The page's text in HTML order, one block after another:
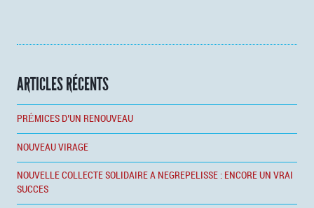
ARTICLES RÉCENTS
PRÉMICES D’UN RENOUVEAU
NOUVEAU VIRAGE
NOUVELLE COLLECTE SOLIDAIRE A NEGREPELISSE : ENCORE UN VRAI
SUCCES